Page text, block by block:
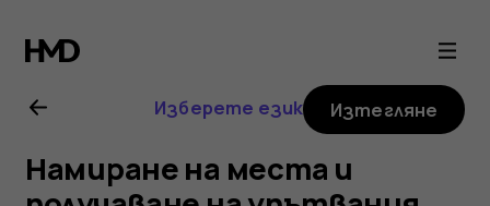
Ръководство
на
потребителя
Изберете език Изтегляне
Намиране на места и